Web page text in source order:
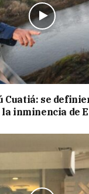
Cuatiá: se
inminencia de